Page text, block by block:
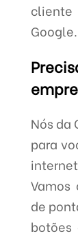
Google.
Nós da
para
Vamos
de
botões